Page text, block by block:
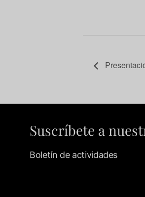
Suscríbete a
Boletín de actividades